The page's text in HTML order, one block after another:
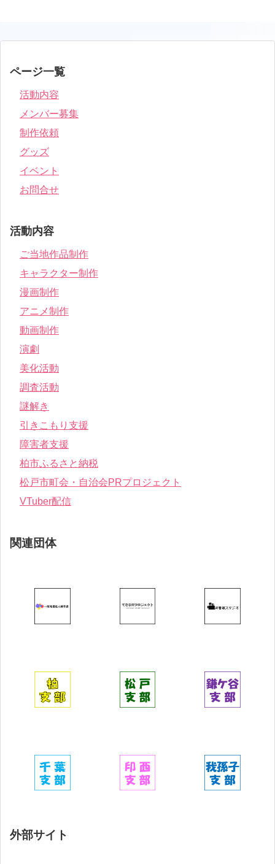
ページ一覧
活動内容
メンバー募集
制作依頼
グッズ
イベント
お問合せ
活動内容
ご当地作品制作
キャラクター制作
漫画制作
アニメ制作
動画制作
演劇
美化活動
調査活動
謎解き
引きこもり支援
障害者支援
柏市ふるさと納税
松戸市町会・自治会PRプロジェクト
VTuber配信
関連団体
外部サイト